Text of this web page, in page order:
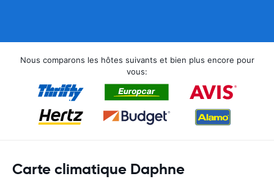
Nous comparons les hôtes suivants et bien plus encore pour
vous:
Carte climatique Daphne